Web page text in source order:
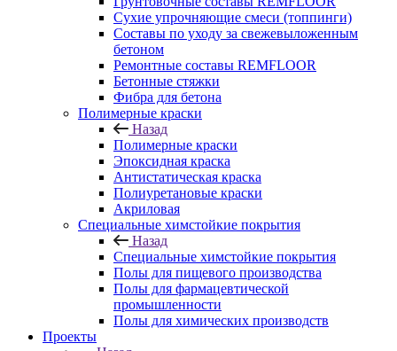
Сухие упрочняющие смеси (топпинги)
Составы по уходу за свежевыложенным
бетоном
Ремонтные составы REMFLOOR
Бетонные стяжки
Фибра для бетона
Полимерные краски
Назад
Полимерные краски
Эпоксидная краска
Антистатическая краска
Полиуретановые краски
Акриловая
Специальные химстойкие покрытия
Назад
Специальные химстойкие покрытия
Полы для пищевого производства
Полы для фармацевтической
промышленности
Полы для химических производств
Проекты